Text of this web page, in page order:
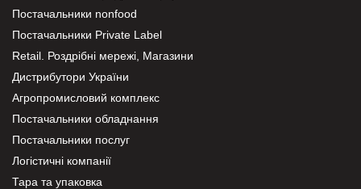
Постачальники nonfood
Постачальники Private Label
Retail. Роздрібні мережі, Магазини
Дистрибутори України
Агропромисловий комплекс
Постачальники обладнання
Постачальники послуг
Логістичні компанії
Тара та упаковка